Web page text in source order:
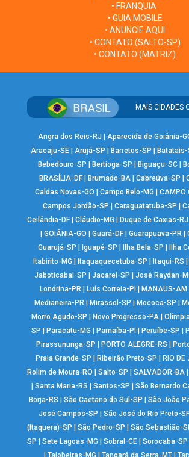
• FRANQUIA
• GUIA MOBILE
• ANUNCIE AQUI
• CONTATO (SALTO-SP)
• CONTATO (MATRIZ)
MAIS CIDADES
Angra dos Reis-RJ | Aparecida de Goiânia-
Aracaju-SE | Arujá-SP |Barretos-SP |Batatais-
Bebedouro-SP |Bertioga-SP |Biguaçu-SC |
BRASÍLIA-DF| Brumado-BA| Cabreúva-SP |
Caldas Novas-GO |Campo Belo-MG |CAMPO
Campos Jordão-SP | Caraguatatuba-SP |
Ceilândia-DF| Cláudio-MG | Duque de Caxias-RJ
| GOIÂNIA-GO | Guará-DF| Guarapuava-PR |
Guarujá-SP | Iguapé-SP | Ilha Bela-SP | Ilha
Itabirito-MG | Itaquaquecetuba-SP | Itaqui-RS |
Jaboticabal-SP | Jacareí-SP | José Raydan-
Londrina-PR | Luís Correia-PI | MANAUS-AM
Medianeira-PR |Mirassol-SP |Mococa-SP |
Morro Agudo-SP |Novo Progresso-PA |
SP |Paracatu-MG |Parnaíba-PI |Peruíbe-SP |
Pirassununga-SP |PORTO ALEGRE-RS |
Praia Grande-SP |Ribeirão Preto-SP |RIO DE
Rolim de Moura-RO | Salto-SP | SALVADOR-BA|
|Santa Maria-RS |Santos-SP |São Bernardo
Borja-RS |São Caetano do Sul-SP |São João
José Campos-SP |São José do Rio Preto-
(Itaquera)-SP |São Pedro-SP |São Sebastião-
SP |Sete Lagoas-MG |Sobral-CE |Sorocaba-SP
| Taiobeiras-MG | Tangará da Serra-MT|